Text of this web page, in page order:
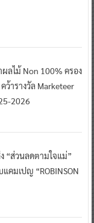
ลไม้ Non 100% ครอง
ว้ารางวัล Marketeer
2026
“ส่วนลดตามใจแม่”
คมเปญ “ROBINSON